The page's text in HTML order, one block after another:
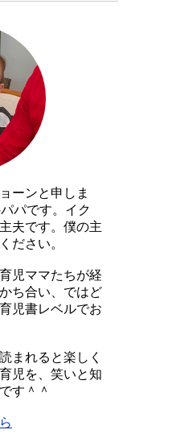
ーンと申しま
パです。イク
夫です。僕の主
ださい。
児ママたちが経
ち合い、ではど
児書レベルでお
まれると楽しく
児を、笑いと知
す＾＾